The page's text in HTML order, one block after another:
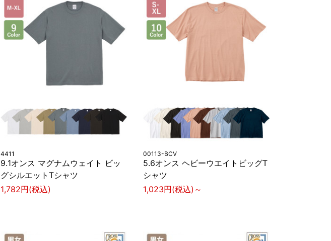
4411
9.1オンス マグナムウェイト ビッ
グシルエットTシャツ
1,782円(税込)
00113-BCV
5.6オンス ヘビーウエイトビッグT
シャツ
1,023円(税込)～